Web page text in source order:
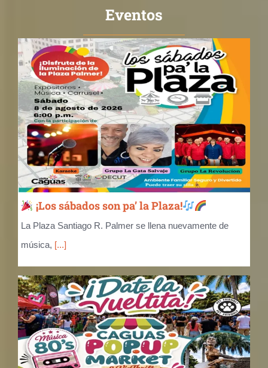
Eventos
¡Los sábados son pa’ la Plaza!
La Plaza Santiago R. Palmer se llena nuevamente de
música, [...]